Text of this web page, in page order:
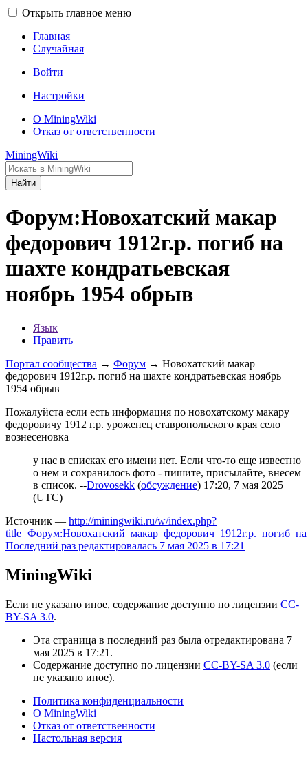
Открыть главное меню
Главная
Случайная
Войти
Настройки
О MiningWiki
Отказ от ответственности
MiningWiki
Найти
Форум:Новохатский макар
федорович 1912г.р. погиб на
шахте кондратьевская
ноябрь 1954 обрыв
Язык
Править
Портал сообщества → Форум → Новохатский макар
федорович 1912г.р. погиб на шахте кондратьевская ноябрь
1954 обрыв
Пожалуйста если есть информация по новохатскому макару
федоровичу 1912 г.р. уроженец ставропольского края село
вознесеновка
у нас в списках его имени нет. Если что-то еще известно
о нем и сохранилось фото - пишите, присылайте, внесем
в список. --Drovosekk (обсуждение) 17:20, 7 мая 2025
(UTC)
Источник — http://miningwiki.ru/w/index.php?
Последний раз редактировалась 7 мая 2025 в 17:21
MiningWiki
Если не указано иное, содержание доступно по лицензии CC-
BY-SA 3.0.
Эта страница в последний раз была отредактирована 7
мая 2025 в 17:21.
Содержание доступно по лицензии CC-BY-SA 3.0 (если
не указано иное).
Политика конфиденциальности
О MiningWiki
Отказ от ответственности
Настольная версия